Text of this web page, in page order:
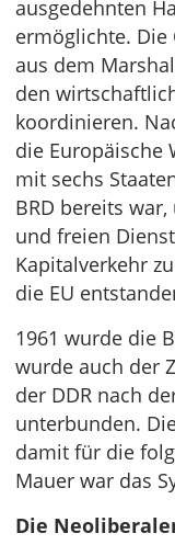
ausgedehnten
ermöglichte. Die
aus dem
den
koordinieren.
die Europäische
mit sechs
BRD bereits
und freien
Kapitalverkehr
die EU
1961 wurde die
wurde auch der
der DDR nach
unterbunden.
damit für die
Mauer war das
Die